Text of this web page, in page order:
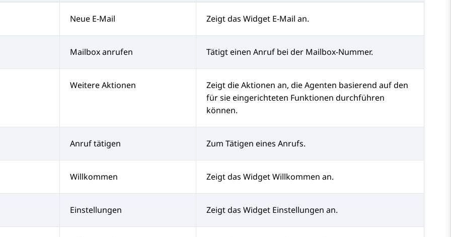
Neue E-Mail Zeigt das Widget E-Mail an.
Mailbox anrufen Tätigt einen Anruf bei der Mailbox-Nummer.
Weitere Aktionen
Zeigt die Aktionen an, die Agenten basierend auf den
für sie eingerichteten Funktionen durchführen
können.
Anruf tätigen Zum Tätigen eines Anrufs.
Willkommen Zeigt das WidgetWillkommen an.
Einstellungen Zeigt das Widget Einstellungen an.